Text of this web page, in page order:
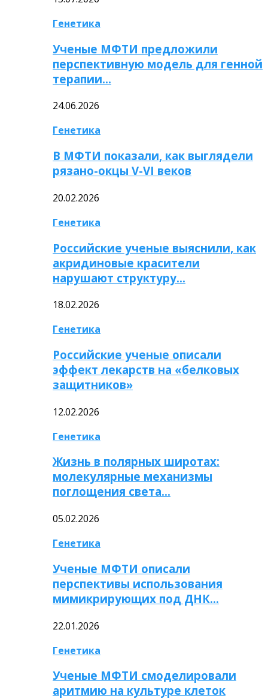
Генетика
Ученые МФТИ предложили
перспективную модель для генной
терапии…
24.06.2026
Генетика
В МФТИ показали, как выглядели
рязано-окцы V-VI веков
20.02.2026
Генетика
Российские ученые выяснили, как
акридиновые красители
нарушают структуру…
18.02.2026
Генетика
Российские ученые описали
эффект лекарств на «белковых
защитников»
12.02.2026
Генетика
Жизнь в полярных широтах:
молекулярные механизмы
поглощения света…
05.02.2026
Генетика
Ученые МФТИ описали
перспективы использования
мимикрирующих под ДНК…
22.01.2026
Генетика
Ученые МФТИ смоделировали
аритмию на культуре клеток